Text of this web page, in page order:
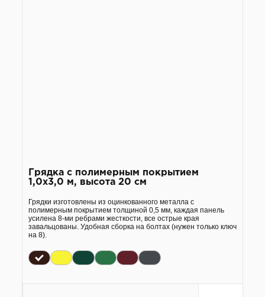
Грядка с полимерным покрытием
1,0х3,0 м, высота 20 см
Грядки изготовлены из оцинкованного металла с
полимерным покрытием толщиной 0,5 мм, каждая панель
усилена 8-ми ребрами жесткости, все острые края
завальцованы. Удобная сборка на болтах (нужен только ключ
на 8).